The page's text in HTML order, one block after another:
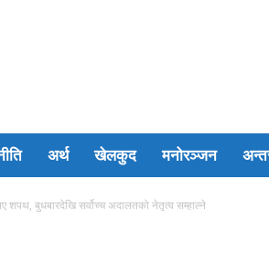
अर्थ खेलकुद मनोरञ्जन
शपथ, बुधबारदेखि सर्वोच्च अदालतको नेतृत्व सम्हाल्ने